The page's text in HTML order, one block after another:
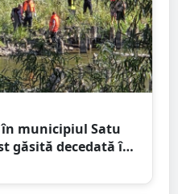
în municipiul Satu
găsită decedată în